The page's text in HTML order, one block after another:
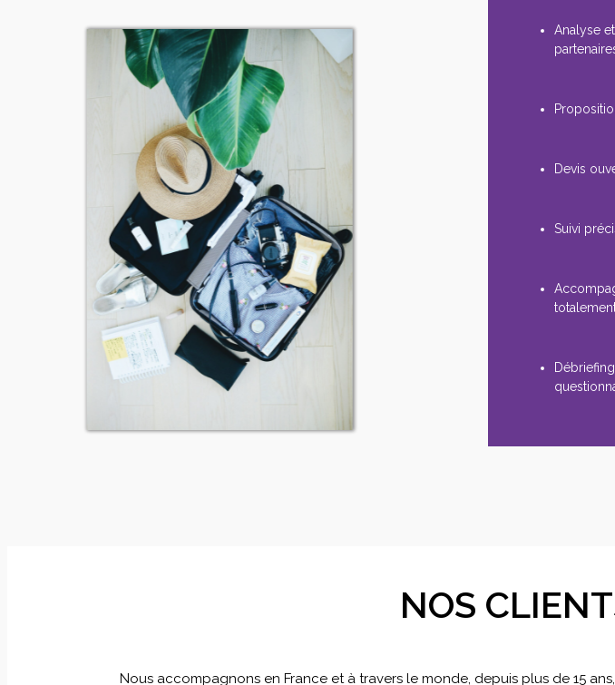
Analyse
Devis
Suivi
NOS
Nous accompagnons en France et à travers le monde, depuis plus de 15